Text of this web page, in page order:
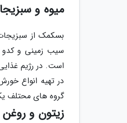
میوه و
بسکمک از سبزیجات
سیب زمینی و کدو
است. در رژیم غذایی
در تهیه انواع
گروه های محتلف
زیتون و روغن